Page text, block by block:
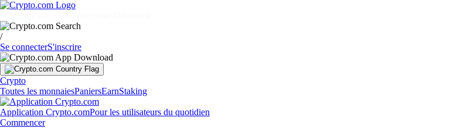
/
Se connecterS'inscrire
Crypto
Toutes les monnaiesPaniersEarnStaking
Application Crypto.comPour les utilisateurs du quotidien
Commencer